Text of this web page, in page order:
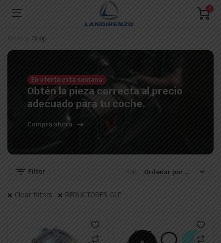
0
Inicio Shop
En oferta esta semana
Obtén la pieza correcta al precio
adecuado para tu coche.
Compra ahora
Filter Sort:
Clear filters REDUCTORES GLP